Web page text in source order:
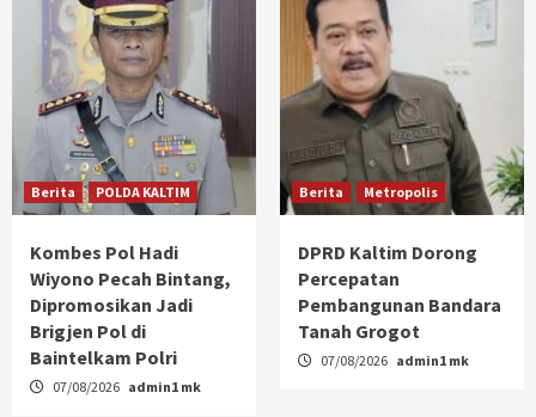
Berita POLDA KALTIM
Kombes Pol Hadi
Wiyono Pecah Bintang,
Dipromosikan Jadi
Brigjen Pol di
Baintelkam Polri
07/08/2026 admin1 mk
Berita Metropolis
DPRD Kaltim Dorong
Percepatan
Pembangunan Bandara
Tanah Grogot
07/08/2026 admin1 mk